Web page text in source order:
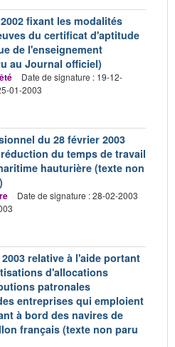
fixant les modalités
du certificat d'aptitude
de l'enseignement
au Journal officiel)
Date de signature : 19-12-
01-2003
du 28 février 2003
du temps de travail
hauturière (texte non
Date de signature : 28-02-2003
relative à l'aide portant
d'allocations
patronales
entreprises qui emploient
à bord des navires de
français (texte non paru